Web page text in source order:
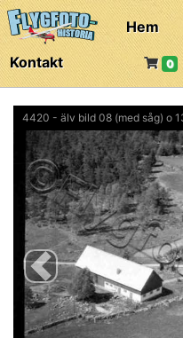
Hem
Kontakt
0
4420 - älv bild 08 (med såg) o
Previous